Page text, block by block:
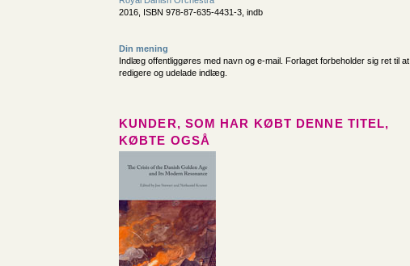
2016, ISBN 978-87-635-4431-3, indb
Din mening
Indlæg offentliggøres med navn og e-mail. Forlaget forbeholder sig ret til at
redigere og udelade indlæg.
KUNDER, SOM HAR KØBT DENNE TITEL,
KØBTE OGSÅ